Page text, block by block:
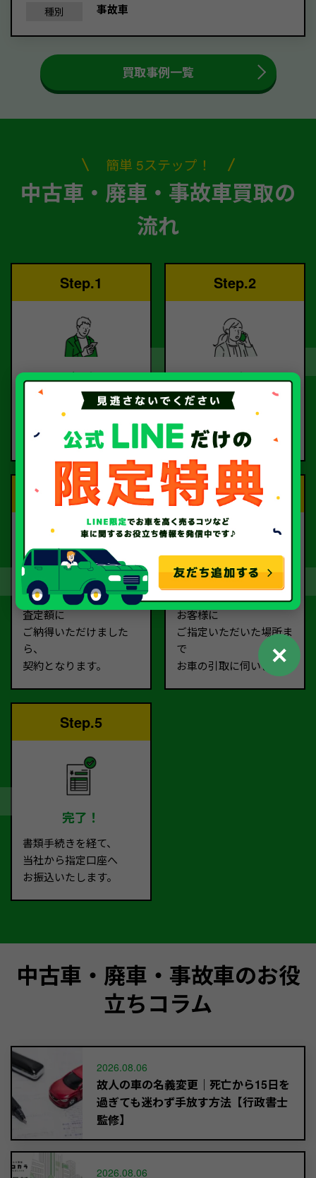
種別 事故車
買取事例一覧
簡単 5ステップ！
中古車・廃車・事故車買取の
流れ
Step.1
ご依頼
お電話または査定フォー
ご依頼ください。
Step.2
査定
査定のプロが
お電話で回答いたしま
す。
Step.3
契約
査定額に
ご納得いただけました
ら、
契約となります。
Step.4
お引取り
お客様に
ご指定いただいた場所ま
で
お車の引取に伺います。
Step.5
完了！
書類手続きを経て、
当社から指定口座へ
お振込いたします。
中古車・廃車・事故車のお役
立ちコラム
2026.08.06
故人の車の名義変更｜死亡から15日を
過ぎても迷わず手放す方法【行政書士
監修】
2026.08.06
✕